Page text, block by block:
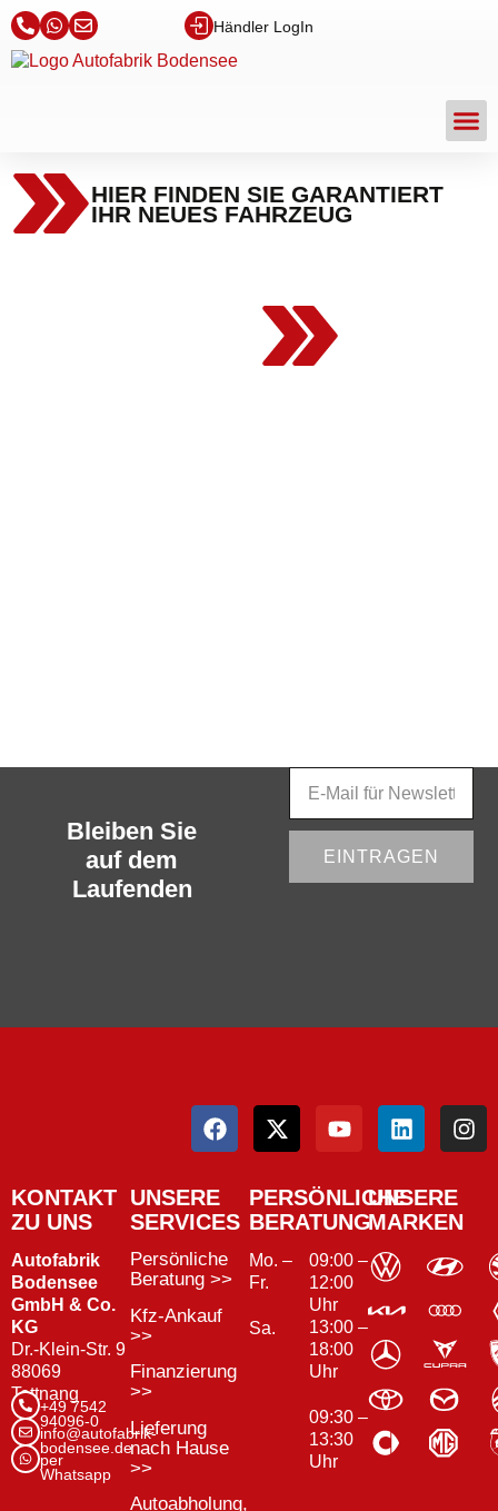
Händler LogIn
HIER FINDEN SIE GARANTIERT
IHR NEUES FAHRZEUG
Bleiben Sie
auf dem
Laufenden
EINTRAGEN
KONTAKT
ZU UNS
Autofabrik
Bodensee
GmbH & Co.
KG
Dr.-Klein-Str. 9
88069
Tettnang
+49 7542
94096-0
info@autofabrik-
bodensee.de
per
Whatsapp
UNSERE
SERVICES
Persönliche
Beratung >>
Kfz-Ankauf
>>
Finanzierung
>>
Lieferung
nach Hause
>>
Autoabholung,
PERSÖNLICHE
BERATUNG
Mo. –
Fr.
Sa.
09:00 –
12:00
Uhr
13:00 –
18:00
Uhr
09:30 –
13:30
Uhr
UNSERE
MARKEN